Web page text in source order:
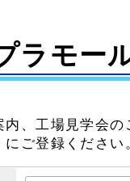
ラモー
、工場見学会
にご登録ください